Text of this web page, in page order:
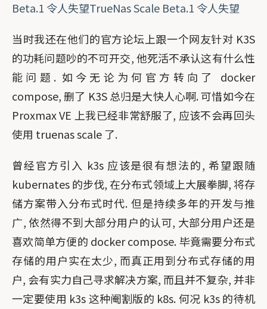
Beta.1 令人失望TrueNas Scale Beta.1 令人失望
当时我还在他们的官方论坛上跟一个网友针对 K3S
的功耗问题吵的不可开交, 他死活不承认这有什么性
能问题. 如今无论为何官方转向了 docker
compose, 删了 K3S 总归是大快人心啊. 可惜如今在
Proxmax VE 上我已经非常舒服了, 应该不会再回头
使用 truenas scale 了.
曾经官方引入 k3s 应该是很有想法的, 希望跟随
kubernates 的步伐, 在分布式领域上大展拳脚, 将存
储方案带入分布式时代. 但是持续多年的开发与推
广, 依然得不到大部分用户的认可, 大部分用户还是
喜欢简单方便的 docker compose. 毕竟需要分布式
存储的用户实在太少, 而真正用到分布式存储的用
户, 会有实力自己寻求解决方案, 而且并不复杂, 并非
一定要使用 k3s 这种阉割版的 k8s. 何况 k3s 的待机